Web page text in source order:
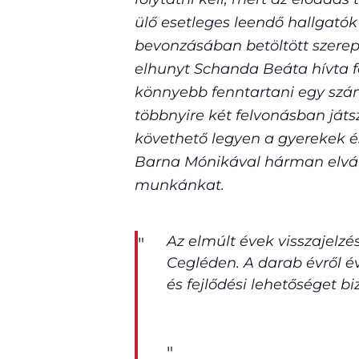
ülő esetleges leendő
bevonzásában betöltött
elhunyt Schanda Beáta hívta
könnyebb fenntartani egy
többnyire két felvonásban
követhető legyen a gyerekek
Barna Mónikával hárman
munkánkat.
Az elmúlt évek
Cegléden. A darab évről
és fejlődési lehetőséget